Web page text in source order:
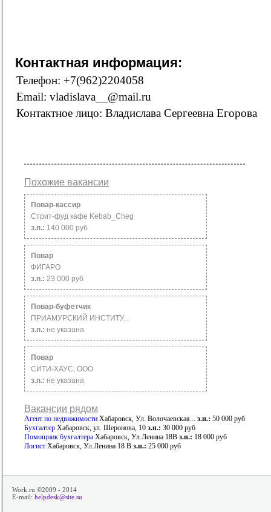
Контактная информация:
Телефон: +7(962)2204058
Email: vladislava__@mail.ru
Контактное лицо: Владислава Сергеевна Егорова
Похожие вакансии
Повар-кассир
Стрит-фуд кафе Kebab_Cheg
з.п.: 140 000 руб
Повар
ФИГАРО
з.п.: 23 000 руб
Повар-буфетчик
ПРИАМУРСКИЙ ИНСТИТУ...
з.п.: не указана
Повар
СИТИ-ХАУС, ООО
з.п.: не указана
Вакансии рядом
Агент по недвижимости Хабаровск, Ул. Волочаевская... з.п.: 50 000 руб
Бухгалтер Хабаровск, ул. Шеронова, 10 з.п.: 30 000 руб
Помощник бухгалтера Хабаровск, Ул.Ленина 18В з.п.: 18 000 руб
Логист Хабаровск, Ул.Ленина 18 В з.п.: 25 000 руб
Work.ru ©2009 - 2014
E-mail: helpdesk@site.su